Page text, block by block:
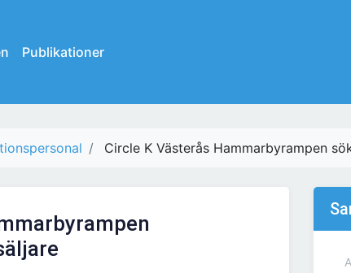
Publikationer
Circle K Västerås Hammarbyrampen